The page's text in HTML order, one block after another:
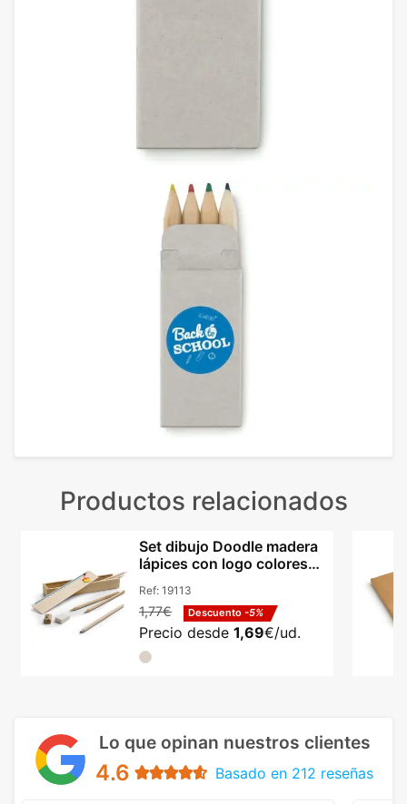
Productos relacionados
Set dibujo Doodle madera
lápices con logo colores
Ref: 19113
1,77€ Descuento -5%
Precio desde 1,69€/ud.
Lo que opinan nuestros clientes
4.6 Basado en 212 reseñas